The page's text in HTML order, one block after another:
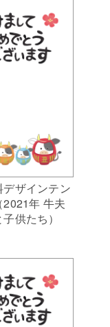
ザインテン
年 牛夫
供たち）